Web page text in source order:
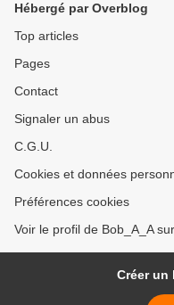
Hébergé par Overblog
Top articles
Pages
Contact
Signaler un abus
C.G.U.
Cookies et données
Préférences cookies
Voir le profil de Bob_A_A
Créer un